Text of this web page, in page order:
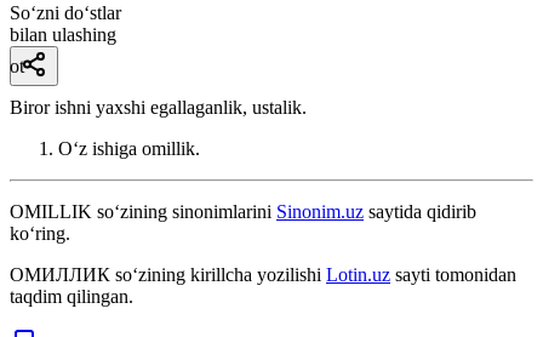
So‘zni do‘stlar
bilan ulashing
ot
Biror ishni yaxshi egallaganlik, ustalik.
Oʻz ishiga omillik.
OMILLIK so‘zining sinonimlarini Sinonim.uz saytida qidirib
ko‘ring.
ОМИЛЛИК so‘zining kirillcha yozilishi Lotin.uz sayti tomonidan
taqdim qilingan.